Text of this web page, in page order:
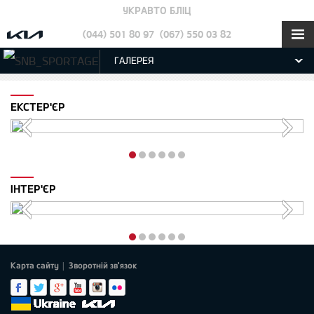
УКРАВТО БЛІЦ
(044) 501 80 97 (067) 550 03 82
ГАЛЕРЕЯ
ЕКСТЕР'ЄР
ІНТЕР'ЄР
Карта сайту Зворотній зв'язок